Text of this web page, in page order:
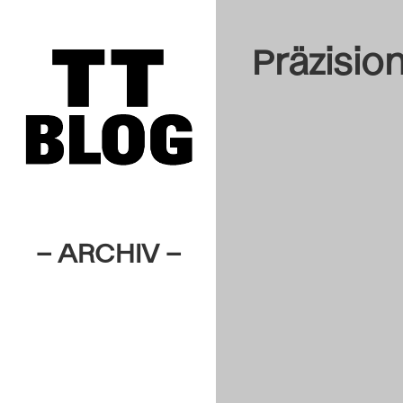
– ARCHIV –